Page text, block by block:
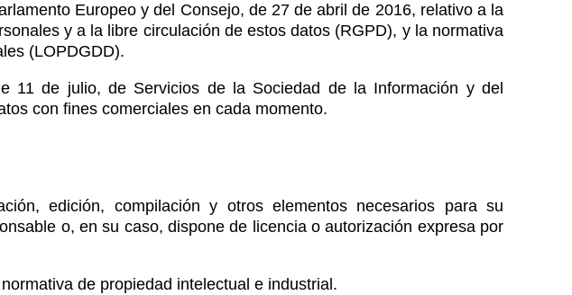
Europeo y del Consejo, de 27 de abril de 2016, relativo a la
y a la libre circulación de estos datos (RGPD), y la normativa
(LOPDGDD).
11 de julio, de Servicios de la Sociedad de la Información y del
con fines comerciales en cada momento.
edición, compilación y otros elementos necesarios para su
o, en su caso, dispone de licencia o autorización expresa por
de propiedad intelectual e industrial.